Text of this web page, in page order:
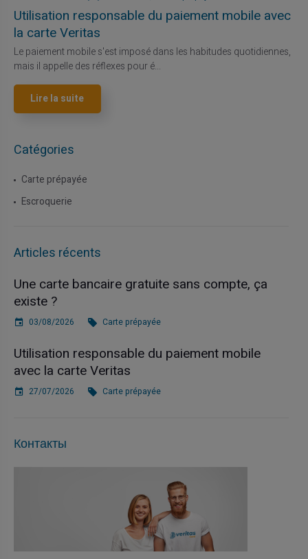
Utilisation responsable du paiement mobile avec
la carte Veritas
Le paiement mobile s'est imposé dans les habitudes quotidiennes,
mais il appelle des réflexes pour é...
Lire la suite
Catégories
Carte prépayée
Escroquerie
Articles récents
Une carte bancaire gratuite sans compte, ça
existe ?
03/08/2026 Carte prépayée
Utilisation responsable du paiement mobile
avec la carte Veritas
27/07/2026 Carte prépayée
Контакты